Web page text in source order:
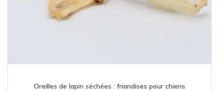
Oreilles de lapin séchées : friandises pour chiens